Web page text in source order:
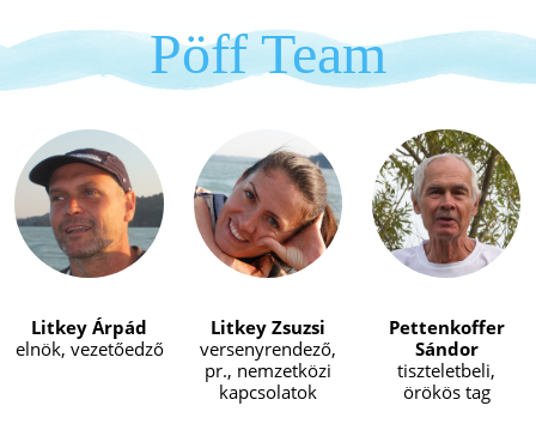
Pöff Team
Litkey Árpád
elnök, vezetőedző
Litkey Zsuzsi
versenyrendező,
pr., nemzetközi
kapcsolatok
Pettenkoffer
Sándor
tiszteletbeli,
örökös tag